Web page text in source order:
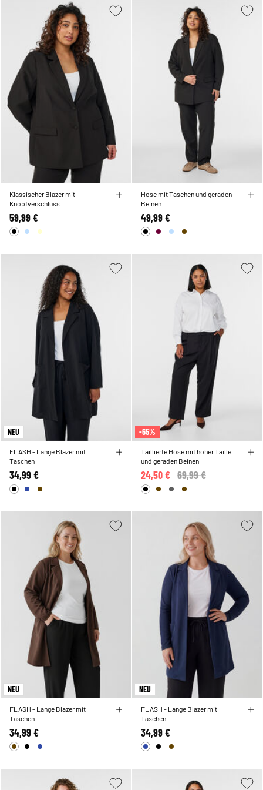
Klassischer Blazer mit
Knopfverschluss
59,99 €
Hose mit Taschen und geraden
Beinen
49,99 €
NEU
FLASH - Lange Blazer mit
Taschen
34,99 €
-65%
Taillierte Hose mit hoher Taille
und geraden Beinen
Price reduced from
69,99 €
24,50 €
NEU
FLASH - Lange Blazer mit
Taschen
34,99 €
NEU
FLASH - Lange Blazer mit
Taschen
34,99 €